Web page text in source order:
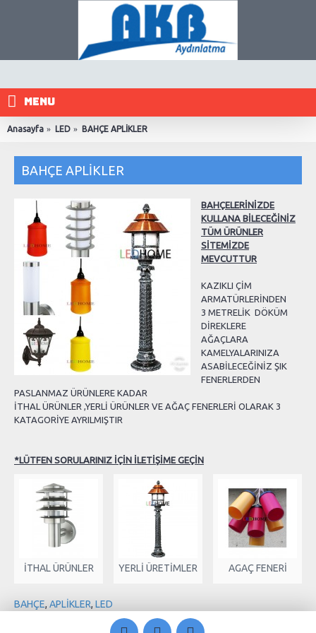
MENU
Anasayfa LED BAHÇE APLİKLER
BAHÇE APLİKLER
BAHÇELERİNİZDE
KULLANA BİLECEĞİNİZ
TÜM ÜRÜNLER
SİTEMİZDE
MEVCUTTUR
KAZIKLI ÇİM
ARMATÜRLERİNDEN
3 METRELİK DÖKÜM
DİREKLERE
AĞAÇLARA
KAMELYALARINIZA
ASABİLECEĞİNİZ ŞIK
FENERLERDEN
PASLANMAZ ÜRÜNLERE KADAR
İTHAL ÜRÜNLER ,YERLİ ÜRÜNLER VE AĞAÇ FENERLERİ OLARAK 3
KATAGORİYE AYRILMIŞTIR
*LÜTFEN SORULARINIZ İÇİN İLETİŞİME GEÇİN
İTHAL ÜRÜNLER YERLİ ÜRETİMLER AGAÇ FENERİ
BAHÇE, APLİKLER, LED